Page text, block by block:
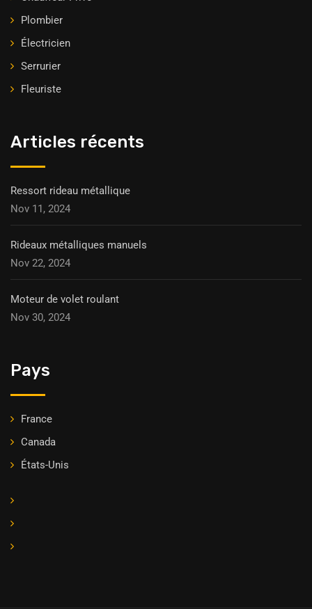
Plombier
Électricien
Serrurier
Fleuriste
Articles récents
Ressort rideau métallique
Nov 11, 2024
Rideaux métalliques manuels
Nov 22, 2024
Moteur de volet roulant
Nov 30, 2024
Pays
France
Canada
États-Unis